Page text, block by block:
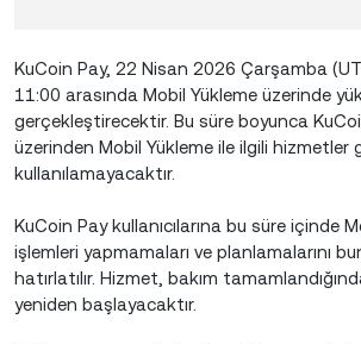
KuCoin Pay, 22 Nisan 2026 Çarşamba
11:00 arasında Mobil Yükleme üzerinde
gerçekleştirecektir. Bu süre boyunca
üzerinden Mobil Yükleme ile ilgili hizmetler
kullanılamayacaktır.
KuCoin Pay kullanıcılarına bu süre içinde
işlemleri yapmamaları ve planlamalarını
hatırlatılır. Hizmet, bakım
yeniden başlayacaktır.